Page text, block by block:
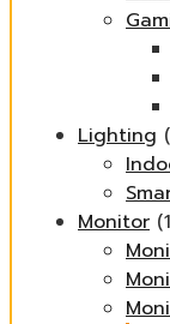
Lighting
Monitor